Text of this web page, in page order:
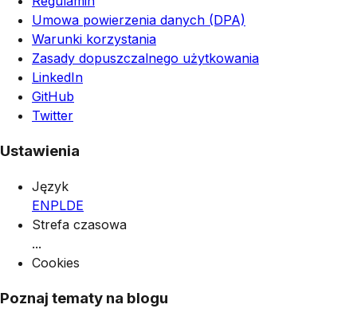
Umowa powierzenia danych (DPA)
Warunki korzystania
Zasady dopuszczalnego użytkowania
LinkedIn
GitHub
Twitter
Ustawienia
Język
ENPLDE
Strefa czasowa
...
Cookies
Poznaj tematy na blogu